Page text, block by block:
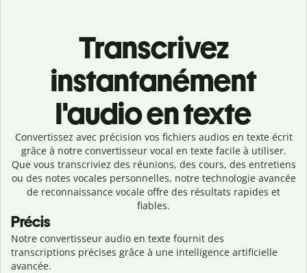
Transcrivez
instantanément
l'audio en texte
Convertissez avec précision vos fichiers audios en texte écrit
grâce à notre convertisseur vocal en texte facile à utiliser.
Que vous transcriviez des réunions, des cours, des entretiens
ou des notes vocales personnelles, notre technologie avancée
de reconnaissance vocale offre des résultats rapides et
fiables.
Précis
Notre convertisseur audio en texte fournit des
transcriptions précises grâce à une intelligence artificielle
avancée.